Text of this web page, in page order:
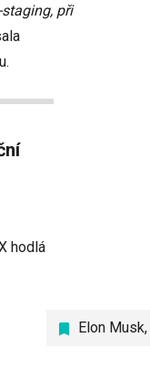
při
hodlá
Elon Musk,